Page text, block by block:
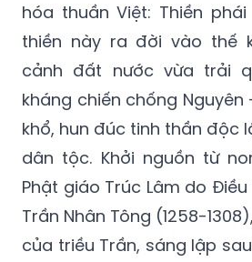
hóa thuần Việt: Thiền phái
thiền này ra đời vào thế
cảnh đất nước vừa trải
kháng chiến chống
khổ, hun đúc tinh thần độc
dân tộc. Khởi nguồn từ
Phật giáo Trúc Lâm do
Trần Nhân Tông (1258-
của triều Trần, sáng lập